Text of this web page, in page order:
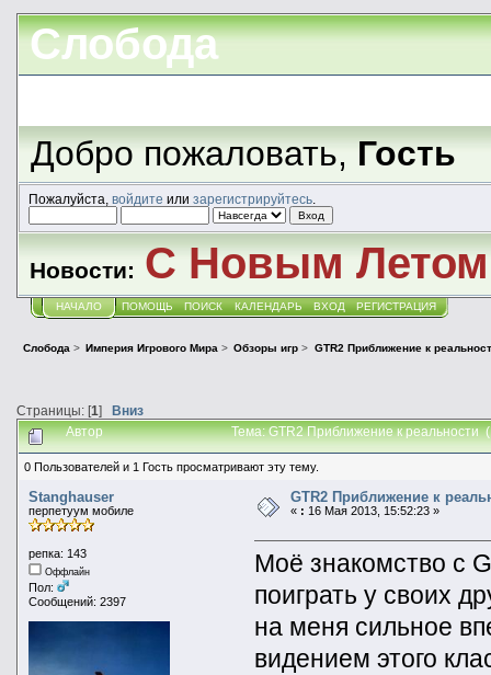
Слобода
Добро пожаловать,Гость
Пожалуйста, войдите или зарегистрируйтесь.
Новости: С Новым
НАЧАЛО ПОМОЩЬ ПОИСК КАЛЕНДАРЬ ВХОД РЕГИСТРАЦИЯ
Слобода > Империя Игрового Мира > Обзоры игр > GTR2 Приближение к
Страницы: [1] Вниз
Автор Тема: GTR2 Приближение к реальности
0 Пользователей и 1 Гость просматривают эту тему.
Stanghauser
перпетуум мобиле
репка: 143
Оффлайн
Пол:
Сообщений: 2397
GTR2 Приближение к
« : 16 Мая 2013, 15:52:23 »
Моё знакомство с
поиграть у своих
на меня сильное
видением этого